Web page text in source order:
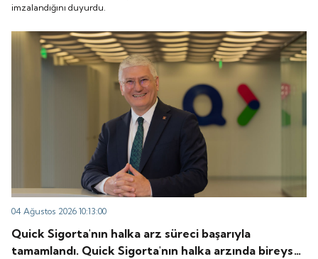
imzalandığını duyurdu.
04 Ağustos 2026 10:13:00
Quick Sigorta'nın halka arz süreci başarıyla
tamamlandı. Quick Sigorta'nın halka arzında bireysel